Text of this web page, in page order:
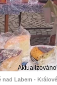
Aktualizováno
nad Labem -